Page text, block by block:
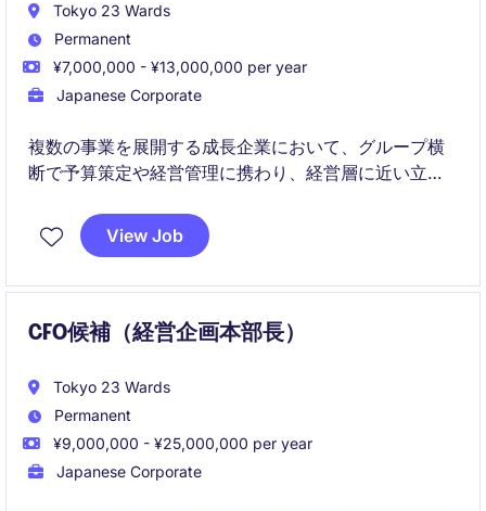
Tokyo 23 Wards
Permanent
¥7,000,000 - ¥13,000,000 per year
Japanese Corporate
複数の事業を展開する成長企業において、グループ横
断で予算策定や経営管理に携わり、経営層に近い立場
CFOや事業責任者と密接に連携しながら、FP&A・経営
企画領域の専門性と経営視点の双方を高められる環境
View Job
CFO候補（経営企画本部長）
Tokyo 23 Wards
Permanent
¥9,000,000 - ¥25,000,000 per year
Japanese Corporate